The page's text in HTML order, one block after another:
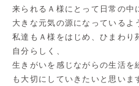
来られるＡ様にとって日常の中
大きな元気の源になっているよ
私達もＡ様をはじめ、ひまわり
自分らしく、
生きがいを感じながらの生活を
も大切にしていきたいと思いま